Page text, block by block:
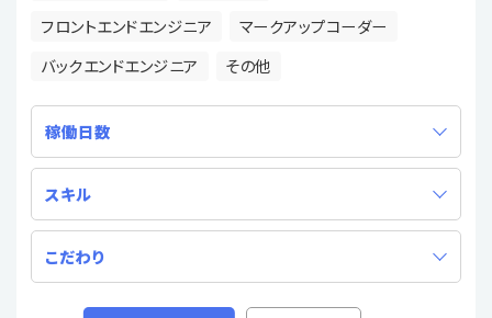
フロントエンドエンジニア
マークアップコーダー
バックエンドエンジニア
その他
稼働日数
スキル
こだわり